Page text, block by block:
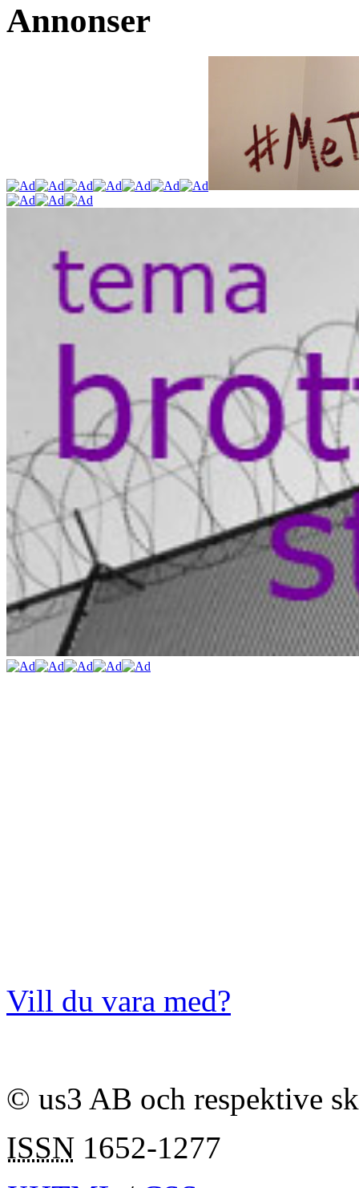
Annonser
Vill du vara med?
© us3 AB och respektive
ISSN 1652-1277